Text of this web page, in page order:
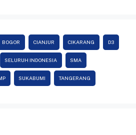
BOGOR CIANJUR CIKARANG D3
SELURUH INDONESIA SMA
SUKABUMI TANGERANG